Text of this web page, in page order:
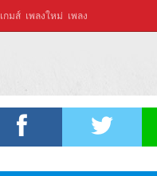
เกมส์ เพลงใหม่ เพลง